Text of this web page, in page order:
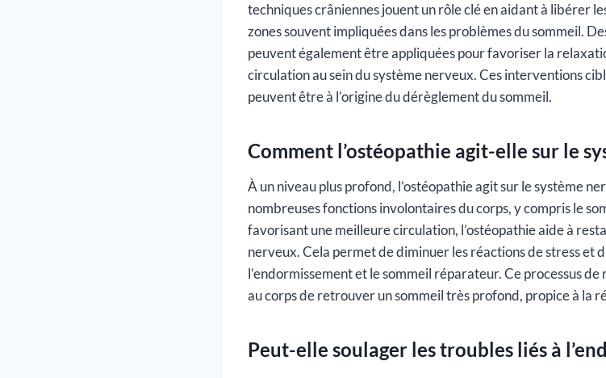
techniques crâniennes jouent un rôle clé en aidant à libérer
zones souvent impliquées dans les problèmes du sommeil.
peuvent également être appliquées pour favoriser la
circulation au sein du système nerveux. Ces interventions
peuvent être à l’origine du dérèglement du sommeil.
Comment l’ostéopathie agit-elle sur le
À un niveau plus profond, l’ostéopathie agit sur le système
nombreuses fonctions involontaires du corps, y compris le
favorisant une meilleure circulation, l’ostéopathie aide à
nerveux. Cela permet de diminuer les réactions de stress et
l’endormissement et le sommeil réparateur. Ce processus
au corps de retrouver un sommeil très profond, propice à la
Peut-elle soulager les troubles liés à